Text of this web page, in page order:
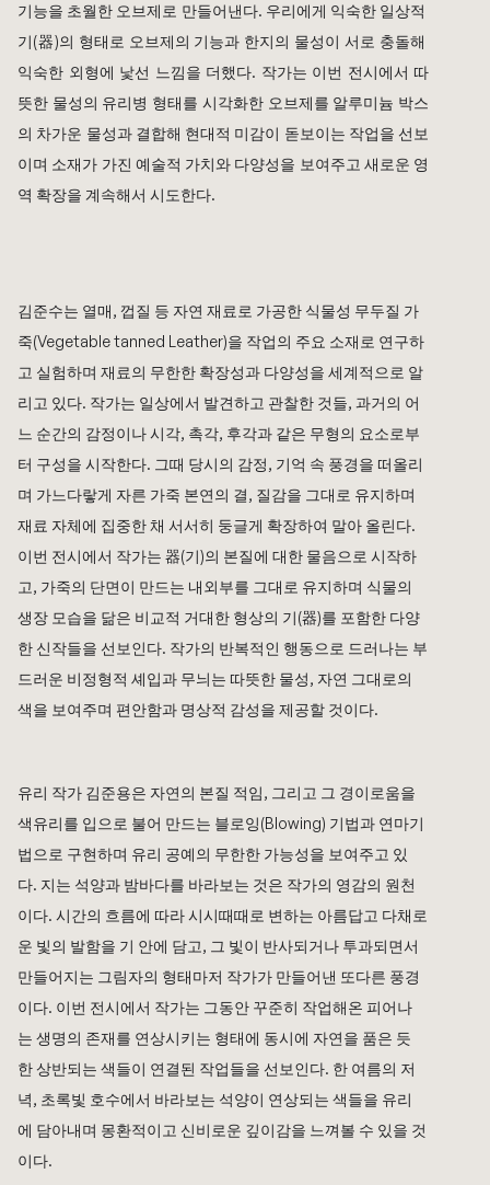
기능을 초월한 오브제로 만들어낸다. 우리에게 익숙한 일상적
기(器)의 형태로 오브제의 기능과 한지의 물성이 서로 충돌해
익숙한 외형에 낯선 느낌을 더했다. 작가는 이번 전시에서 따
뜻한 물성의 유리병 형태를 시각화한 오브제를 알루미늄 박스
의 차가운 물성과 결합해 현대적 미감이 돋보이는 작업을 선보
이며 소재가 가진 예술적 가치와 다양성을 보여주고 새로운 영
역 확장을 계속해서 시도한다.
김준수는 열매, 껍질 등 자연 재료로 가공한 식물성 무두질 가
죽(Vegetable tanned Leather)을 작업의 주요 소재로 연구하
고 실험하며 재료의 무한한 확장성과 다양성을 세계적으로 알
리고 있다. 작가는 일상에서 발견하고 관찰한 것들, 과거의 어
느 순간의 감정이나 시각, 촉각, 후각과 같은 무형의 요소로부
터 구성을 시작한다. 그때 당시의 감정, 기억 속 풍경을 떠올리
며 가느다랗게 자른 가죽 본연의 결, 질감을 그대로 유지하며
재료 자체에 집중한 채 서서히 둥글게 확장하여 말아 올린다.
이번 전시에서 작가는 器(기)의 본질에 대한 물음으로 시작하
고, 가죽의 단면이 만드는 내외부를 그대로 유지하며 식물의
생장 모습을 닮은 비교적 거대한 형상의 기(器)를 포함한 다양
한 신작들을 선보인다. 작가의 반복적인 행동으로 드러나는 부
드러운 비정형적 셰입과 무늬는 따뜻한 물성, 자연 그대로의
색을 보여주며 편안함과 명상적 감성을 제공할 것이다.
유리 작가 김준용은 자연의 본질 적임, 그리고 그 경이로움을
색유리를 입으로 불어 만드는 블로잉(Blowing) 기법과 연마기
법으로 구현하며 유리 공예의 무한한 가능성을 보여주고 있
다. 지는 석양과 밤바다를 바라보는 것은 작가의 영감의 원천
이다. 시간의 흐름에 따라 시시때때로 변하는 아름답고 다채로
운 빛의 발함을 기 안에 담고, 그 빛이 반사되거나 투과되면서
만들어지는 그림자의 형태마저 작가가 만들어낸 또다른 풍경
이다. 이번 전시에서 작가는 그동안 꾸준히 작업해온 피어나
는 생명의 존재를 연상시키는 형태에 동시에 자연을 품은 듯
한 상반되는 색들이 연결된 작업들을 선보인다. 한 여름의 저
녁, 초록빛 호수에서 바라보는 석양이 연상되는 색들을 유리
에 담아내며 몽환적이고 신비로운 깊이감을 느껴볼 수 있을 것
이다.